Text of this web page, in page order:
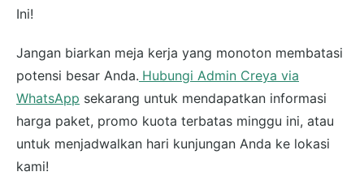
Ini!
Jangan biarkan meja kerja yang monoton membatasi
potensi besar Anda. Hubungi Admin Creya via
WhatsApp sekarang untuk mendapatkan informasi
harga paket, promo kuota terbatas minggu ini, atau
untuk menjadwalkan hari kunjungan Anda ke lokasi
kami!